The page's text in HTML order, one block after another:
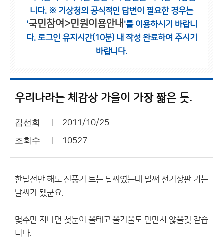
니다. ※ 기상청의 공식적인 답변이 필요한 경우는
'국민참여>민원이용안내 '를 이용하시기 바랍니
다. 로그인 유지시간(10분) 내 작성 완료하여 주시기
바랍니다.
우리나라는 체감상 가을이 가장 짧은 듯.
김선희 2011/10/25
조회수 10527
한달전만 해도 선풍기 트는 날씨였는데 벌써 전기장판 키는
날씨가 됐군요.
몇주만 지나면 첫눈이 올테고 올겨울도 만만치 않을것 같습
니다.